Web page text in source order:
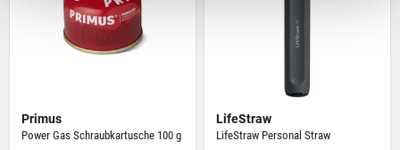
für soziale Medien, Werbung und Analysen weiter.
Unsere Partner führen diese Informationen
möglicherweise mit weiteren Daten zusammen, die Du
Primus
Power Gas Schraubkartusche 100 g
LifeStraw
LifeStraw Personal Straw